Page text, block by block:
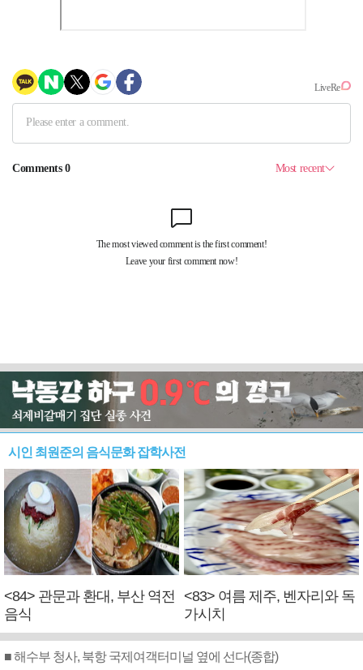
시인 최원준의 음식문화 잡학사전
<84> 관문과 환대, 부산 역전
음식
<83> 여름 제주, 벤자리와 독
가시치
■ 해수부 청사, 북항 국제여객터미널 옆에 선다(종합)